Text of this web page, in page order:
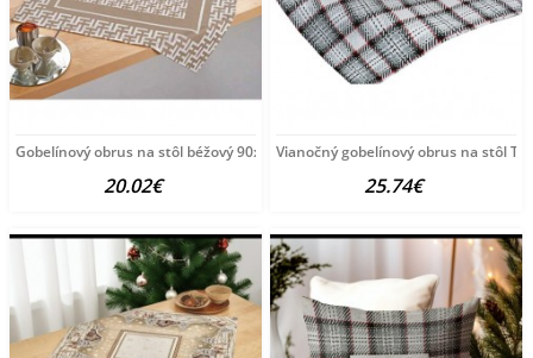
Gobelínový obrus na stôl béžový 90x90 cm Chenille
20.02€
Vianočný gobelínový obrus na stôl
25.74€